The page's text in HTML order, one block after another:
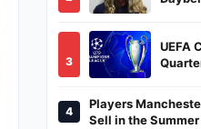
3
UEFA
And
4
Players
Sell in the